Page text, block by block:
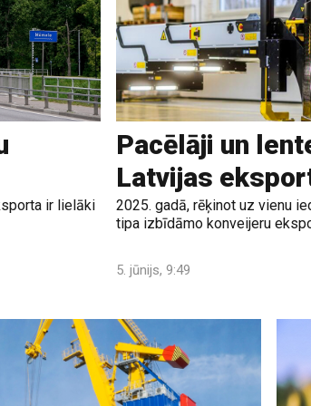
ir lielāki
Pacēlāji un
Latvijas
2025. gadā, rēķinot uz vienu
tipa izbīdāmo konveijeru
5. jūnijs, 9:49